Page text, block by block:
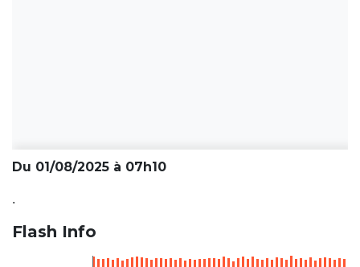
Du 01/08/2025 à 07h10
.
Flash Info